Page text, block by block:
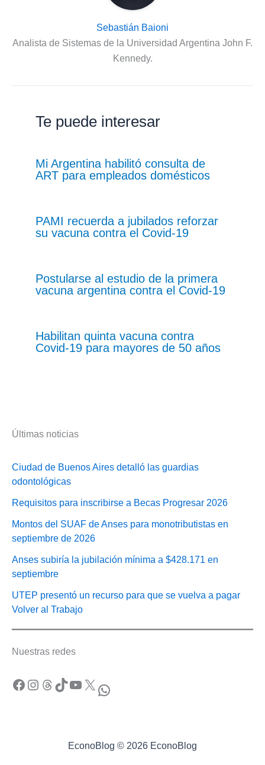
Sebastián Baioni
Analista de Sistemas de la Universidad Argentina John F.
Kennedy.
Te puede interesar
Mi Argentina habilitó consulta de
ART para empleados domésticos
PAMI recuerda a jubilados reforzar
su vacuna contra el Covid-19
Postularse al estudio de la primera
vacuna argentina contra el Covid-19
Habilitan quinta vacuna contra
Covid-19 para mayores de 50 años
Últimas noticias
Ciudad de Buenos Aires detalló las guardias
odontológicas
Requisitos para inscribirse a Becas Progresar 2026
Montos del SUAF de Anses para monotributistas en
septiembre de 2026
Anses subiría la jubilación mínima a $428.171 en
septiembre
UTEP presentó un recurso para que se vuelva a pagar
Volver al Trabajo
Nuestras redes
Facebook Instagram Threads TikTok YouTube X WhatsApp
EconoBlog © 2026 EconoBlog